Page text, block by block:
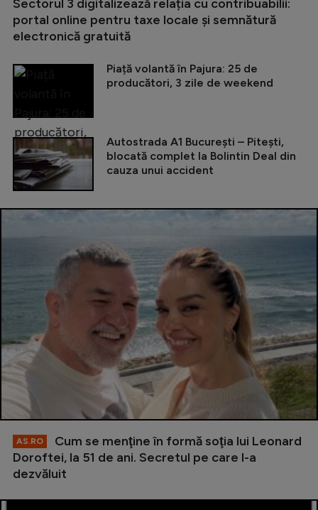
Sectorul 3 digitalizează relația cu contribuabilii:
portal online pentru taxe locale și semnătură
electronică gratuită
Piață volantă în Pajura: 25 de
producători, 3 zile de weekend
Autostrada A1 București – Pitești,
blocată complet la Bolintin Deal din
cauza unui accident
AS.RO
Cum se menţine în formă soţia lui Leonard
Doroftei, la 51 de ani. Secretul pe care l-a
dezvăluit